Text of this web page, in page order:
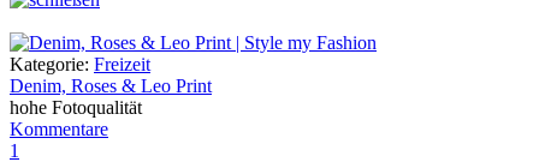
Kategorie: Freizeit
Denim, Roses & Leo Print
hohe Fotoqualität
Kommentare
1